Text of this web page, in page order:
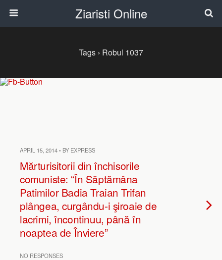
Ziaristi Online
Tags › Robul 1037
APRIL 15, 2014 • BY EXPRESS
Mărturisitorii din închisorile
comuniste: “În Săptămâna
Patimilor Badia Traian Trifan
plângea, curgându-i şiroaie de
lacrimi, încontinuu, până în
noaptea de Înviere”
NO RESPONSES